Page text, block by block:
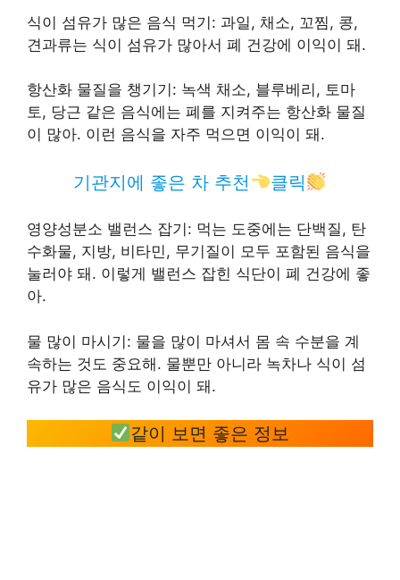
식이 섬유가 많은 음식 먹기: 과일, 채소, 꼬찜, 콩,
견과류는 식이 섬유가 많아서 폐 건강에 이익이 돼.
항산화 물질을 챙기기: 녹색 채소, 블루베리, 토마
토, 당근 같은 음식에는 폐를 지켜주는 항산화 물질
이 많아. 이런 음식을 자주 먹으면 이익이 돼.
기관지에 좋은 차 추천 클릭
영양성분소 밸런스 잡기: 먹는 도중에는 단백질, 탄
수화물, 지방, 비타민, 무기질이 모두 포함된 음식을
눌러야 돼. 이렇게 밸런스 잡힌 식단이 폐 건강에 좋
아.
물 많이 마시기: 물을 많이 마셔서 몸 속 수분을 계
속하는 것도 중요해. 물뿐만 아니라 녹차나 식이 섬
유가 많은 음식도 이익이 돼.
같이 보면 좋은 정보